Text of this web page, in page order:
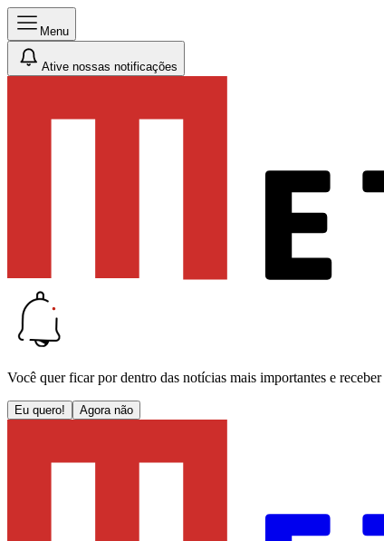
Menu
Ative nossas notificações
Você quer ficar por dentro das notícias mais importantes e receber
Eu quero! Agora não